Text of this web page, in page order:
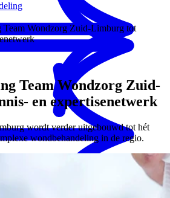
Wondzorg Zuid-Limburg tot
Team Wondzorg Zuid-
en expertisenetwerk
wordt verder uitgebouwd tot hét
wondbehandeling in de regio.